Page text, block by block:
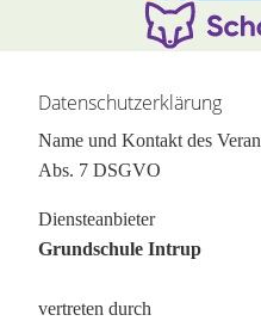
zur Randspalte springen
Datenschutzerklärung
Name und Kontakt des
Abs. 7 DSGVO
Diensteanbieter
Grundschule Intrup
vertreten durch